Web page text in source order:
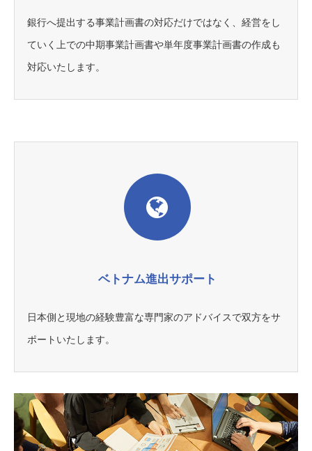
銀行へ提出する事業計画書の対応だけではなく、経営をし
ていく上での中期事業計画書や単年度事業計画書の作成も
対応いたします。
ベトナム進出サポート
日本側と現地の経験豊富な専門家のアドバイスで双方をサ
ポートいたします。